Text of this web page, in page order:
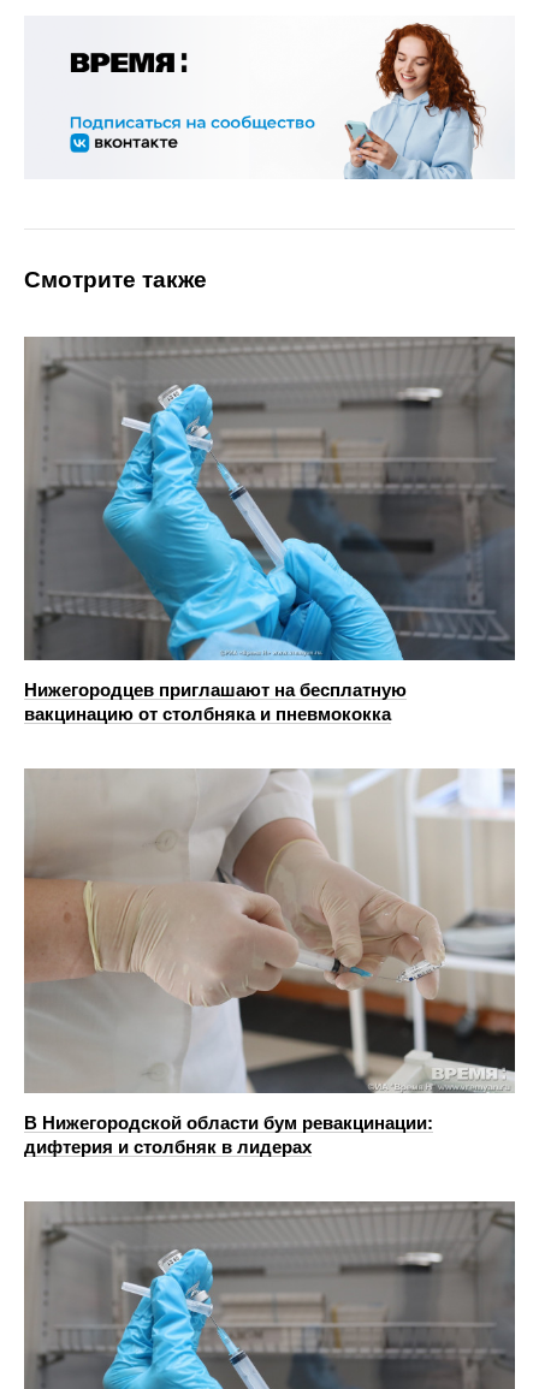
Смотрите также
Нижегородцев приглашают на бесплатную
вакцинацию от столбняка и пневмококка
В Нижегородской области бум ревакцинации:
дифтерия и столбняк в лидерах